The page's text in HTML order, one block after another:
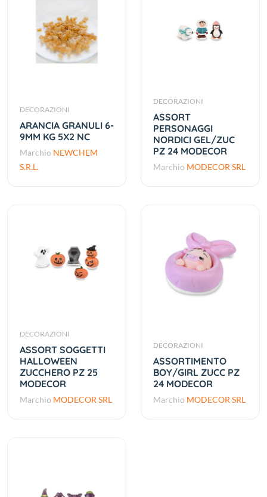
DECORAZIONI
ARANCIA GRANULI 6-
9MM KG 5X2 NC
Marchio NEWCHEM
S.R.L.
DECORAZIONI
ASSORT
PERSONAGGI
NORDICI GEL/ZUC
PZ 24 MODECOR
Marchio MODECOR SRL
DECORAZIONI
ASSORT SOGGETTI
HALLOWEEN
ZUCCHERO PZ 25
MODECOR
Marchio MODECOR SRL
DECORAZIONI
ASSORTIMENTO
BOY/GIRL ZUCC PZ
24 MODECOR
Marchio MODECOR SRL